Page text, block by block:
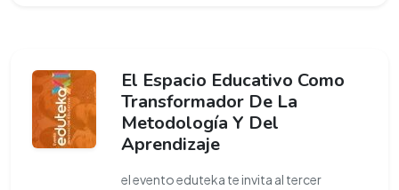
El Espacio Educativo Como
Transformador De La
Metodología Y Del
Aprendizaje
el evento eduteka te invita al tercer